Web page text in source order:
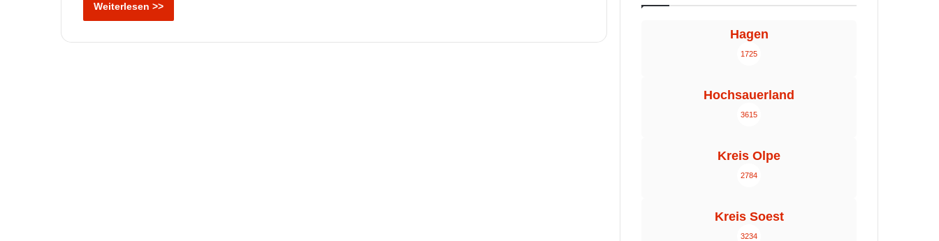
Weiterlesen >>
Hagen
1725
Hochsauerland
3615
Kreis Olpe
2784
Kreis Soest
3234